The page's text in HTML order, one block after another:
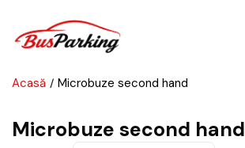
Acasă Microbuze second hand
Microbuze second hand